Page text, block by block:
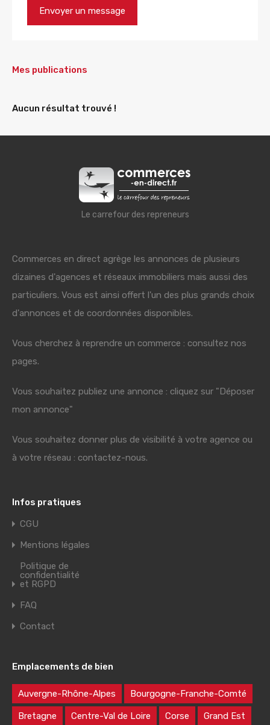
Mes publications
Aucun résultat trouvé !
Le carrefour des repreneurs
Commerces en direct agrège les annonces de plusieurs
dizaines d'agences et réseaux immobiliers mais aussi des
particuliers. Vous est ainsi offert l'un des plus grands choix
d'annonces et de coordonnées disponibles.
Vous cherchez à reprendre un commerce : consultez nos
pages.
Vous souhaitez publiez une annonce : cliquez sur "Déposer
mon annonce"
Vous souhaitez donner plus de visibilité à votre agence ou
à votre réseau : contactez-nous.
Infos pratiques
CGU
Mentions légales
Politique de
confidentialité
et RGPD
FAQ
Contact
Emplacements de bien
Auvergne-Rhône-Alpes Bourgogne-Franche-Comté
Bretagne Centre-Val de Loire Corse Grand Est